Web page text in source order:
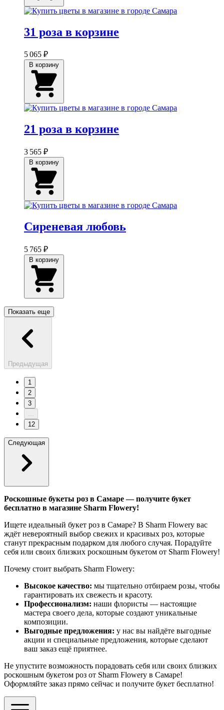
31 роза в корзине
5 065 ₽
21 роза в корзине
3 565 ₽
Сиреневая любовь
5 765 ₽
Показать еще
Предыдущая
1
2
3
...
12
Следующая
Роскошные букеты роз в Самаре — получите букет
бесплатно в магазине Sharm Flowery!
Ищете идеальный букет роз в Самаре? В Sharm Flowery вас
ждёт невероятный выбор свежих и красивых роз, которые
станут прекрасным подарком для любого случая. Порадуйте
себя или своих близких роскошным букетом от Sharm Flowery!
Почему стоит выбрать Sharm Flowery:
Высокое качество: мы тщательно отбираем розы, чтобы
гарантировать их свежесть и красоту.
Профессионализм: наши флористы — настоящие
мастера своего дела, которые создают уникальные
композиции.
Выгодные предложения: у нас вы найдёте выгодные
акции и специальные предложения, которые сделают
ваш заказ ещё приятнее.
Не упустите возможность порадовать себя или своих близких
роскошным букетом роз от Sharm Flowery в Самаре!
Оформляйте заказ прямо сейчас и получите букет бесплатно!